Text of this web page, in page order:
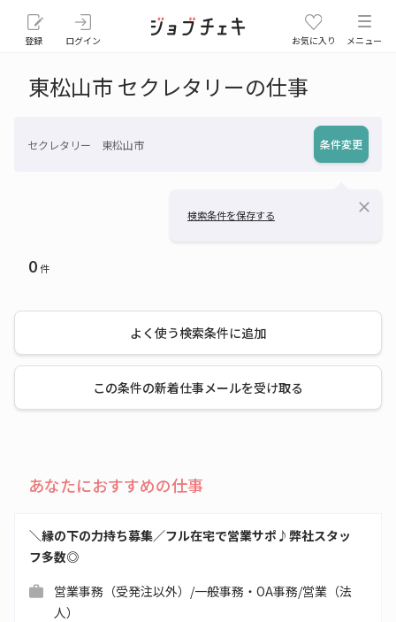
登録 ログイン お気に入り メニュー
東松山市 セクレタリーの仕事
セクレタリー 東松山市 条件変更
検索条件を保存する close
0件
よく使う検索条件に追加
この条件の新着仕事メールを受け取る
あなたにおすすめの仕事
＼縁の下の力持ち募集／フル在宅で営業サポ♪弊社スタッ
フ多数◎
営業事務（受発注以外）/一般事務・OA事務/営業（法
人）